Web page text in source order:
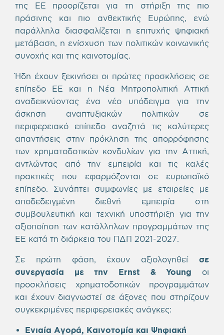
της ΕΕ προορίζεται για τη στήριξη της πιο
πράσινης και πιο ανθεκτικής Ευρώπης, ενώ
παράλληλα διασφαλίζεται η επιτυχής ψηφιακή
μετάβαση, η ενίσχυση των πολιτικών κοινωνικής
συνοχής και της καινοτομίας.
Ήδη έχουν ξεκινήσει οι πρώτες προσκλήσεις σε
επίπεδο ΕΕ και η Νέα Μητροπολιτική Αττική
αναδεικνύοντας ένα νέο υπόδειγμα για την
άσκηση αναπτυξιακών πολιτικών σε
περιφερειακό επίπεδο αναζητά τις καλύτερες
απαντήσεις στην πρόκληση της απορρόφησης
των χρηματοδοτικών κονδυλίων για την Αττική,
αντλώντας από την εμπειρία και τις καλές
πρακτικές που εφαρμόζονται σε ευρωπαϊκό
επίπεδο. Συνάπτει συμφωνίες με εταιρείες με
αποδεδειγμένη διεθνή εμπειρία στη
συμβουλευτική και τεχνική υποστήριξη για την
αξιοποίηση των κατάλληλων προγραμμάτων της
ΕΕ κατά τη διάρκεια του ΠΔΠ 2021-2027.
Σε πρώτη φάση, έχουν αξιολογηθεί σε
συνεργασία με την Ernst &Young οι
προσκλήσεις χρηματοδοτικών προγραμμάτων
και έχουν διαγνωστεί σε άξονες που στηρίζουν
συγκεκριμένες περιφερειακές ανάγκες:
Ενιαία Αγορά, Καινοτομία και Ψηφιακή